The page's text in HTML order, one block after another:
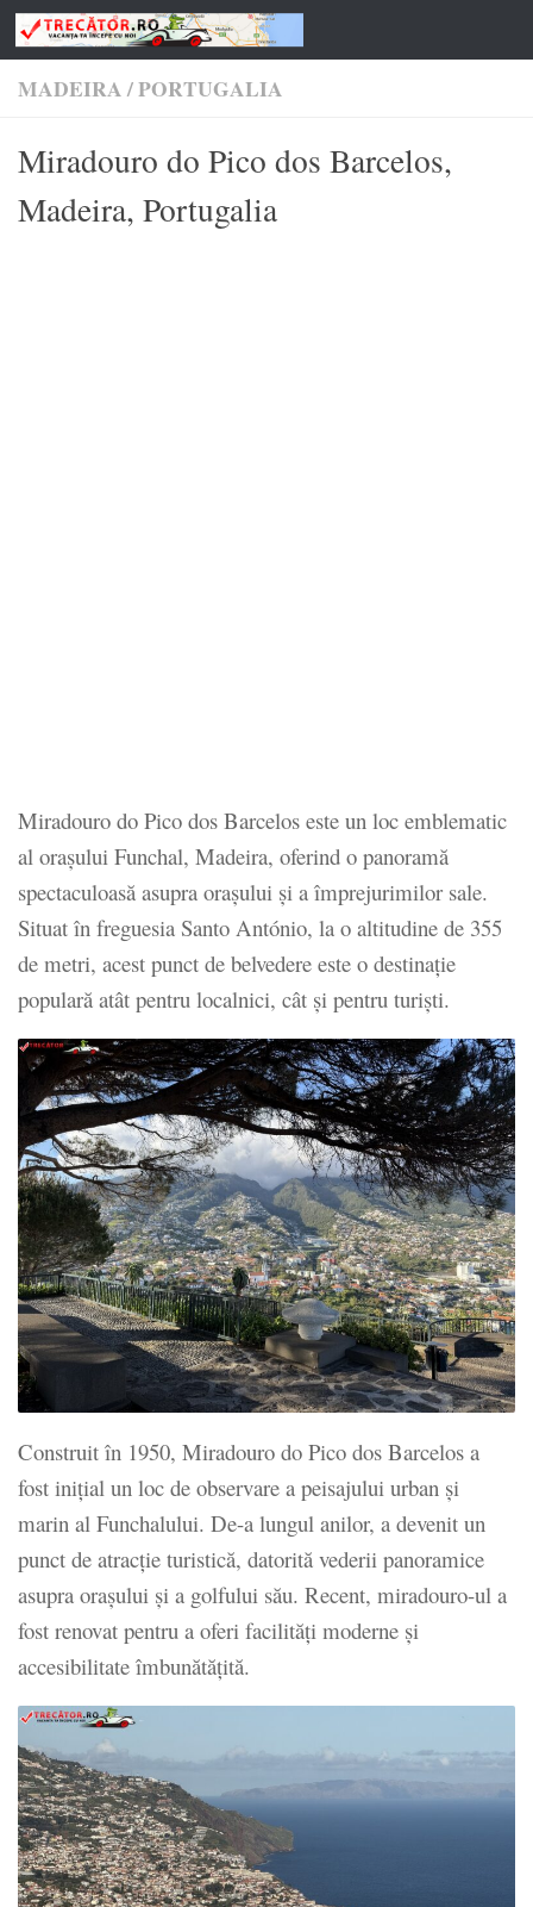
Skip to content
MADEIRA/PORTUGALIA
Miradouro do Pico dos Barcelos,
Madeira, Portugalia
Miradouro do Pico dos Barcelos este un loc emblematic
al orașului Funchal, Madeira, oferind o panoramă
spectaculoasă asupra orașului și a împrejurimilor sale.
Situat în freguesia Santo António, la o altitudine de 355
de metri, acest punct de belvedere este o destinație
populară atât pentru localnici, cât și pentru turiști.
Construit în 1950, Miradouro do Pico dos Barcelos a
fost inițial un loc de observare a peisajului urban și
marin al Funchalului. De-a lungul anilor, a devenit un
punct de atracție turistică, datorită vederii panoramice
asupra orașului și a golfului său. Recent, miradouro-ul a
fost renovat pentru a oferi facilități moderne și
accesibilitate îmbunătățită.